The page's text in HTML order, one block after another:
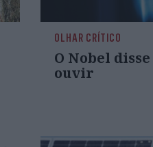
OLHAR CRÍTICO
O Nobel
ouvir